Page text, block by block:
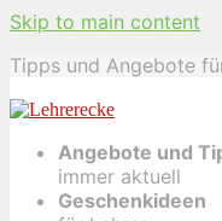
Skip to main content
Tipps und Angebote
Angebote und
immer aktuell
Geschenkideen